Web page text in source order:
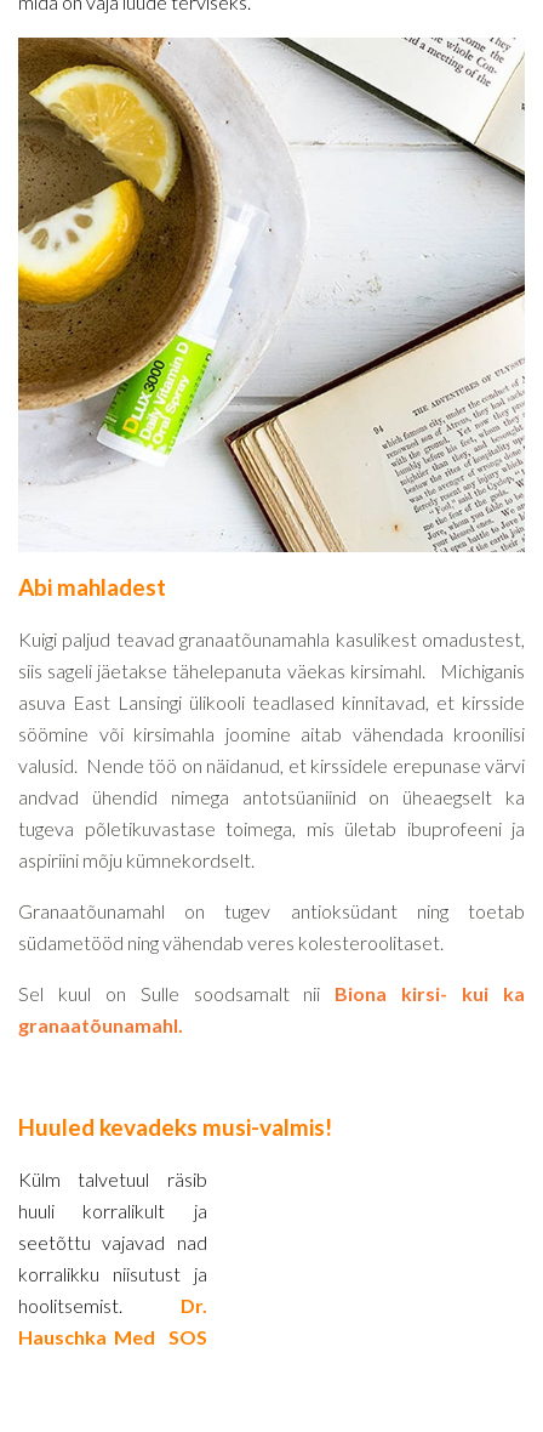
Abi mahladest
Kuigi paljud teavad granaatõunamahla kasulikest omadustest,
siis sageli jäetakse tähelepanuta väekas kirsimahl. Michiganis
asuva East Lansingi ülikooli teadlased kinnitavad, et kirsside
söömine või kirsimahla joomine aitab vähendada kroonilisi
valusid. Nende töö on näidanud, et kirssidele erepunase värvi
andvad ühendid nimega antotsüaniinid on üheaegselt ka
tugeva põletikuvastase toimega, mis ületab ibuprofeeni ja
aspiriini mõju kümnekordselt.
Granaatõunamahl on tugev antioksüdant ning toetab
südametööd ning vähendab veres kolesteroolitaset.
Sel kuul on Sulle soodsamalt nii
Biona kirsi- kui ka
granaatõunamahl.
Huuled kevadeks musi-valmis!
Külm talvetuul räsib
huuli korralikult ja
seetõttu vajavad nad
korralikku niisutust ja
hoolitsemist. Dr.
Hauschka Med SOS